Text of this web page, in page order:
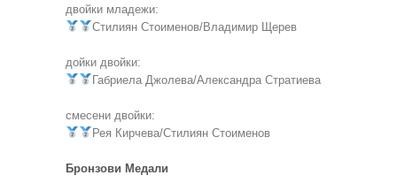
двойки младежи:
Стилиян Стоименов/Владимир Щерев
дойки двойки:
Габриела Джолева/Александра Стратиева
смесени двойки:
Рея Кирчева/Стилиян Стоименов
Бронзови Медали